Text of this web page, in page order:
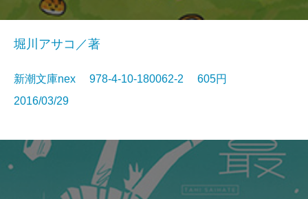
堀川アサコ／著
新潮文庫nex 978-4-10-180062-2 605円
2016/03/29